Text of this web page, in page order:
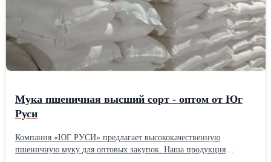
Мука пшеничная высший сорт - оптом от Юг
Руси
Компания «ЮГ РУСИ» предлагает высококачественную
пшеничную муку для оптовых закупок. Наша продукция